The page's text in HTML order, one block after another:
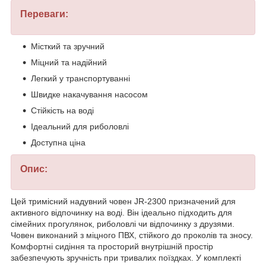
Переваги:
Місткий та зручний
Міцний та надійний
Легкий у транспортуванні
Швидке накачування насосом
Стійкість на воді
Ідеальний для риболовлі
Доступна ціна
Опис:
Цей тримісний надувний човен JR-2300 призначений для
активного відпочинку на воді. Він ідеально підходить для
сімейних прогулянок, риболовлі чи відпочинку з друзями.
Човен виконаний з міцного ПВХ, стійкого до проколів та зносу.
Комфортні сидіння та просторий внутрішній простір
забезпечують зручність при тривалих поїздках. У комплекті